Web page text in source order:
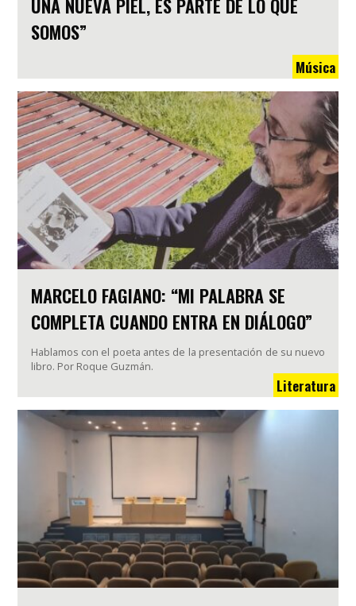
SOMOS”
Música
MARCELO FAGIANO: “MI PALABRA SE
COMPLETA CUANDO ENTRA EN DIÁLOGO”
Hablamos con el poeta antes de la presentación de su nuevo
libro. Por Roque Guzmán.
Literatura